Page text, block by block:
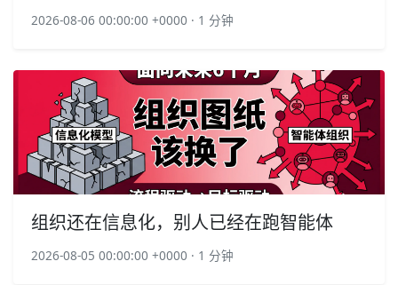
2026-08-06 00:00:00 +0000 · 1 分钟
组织还在信息化，别人已经在跑智能体
2026-08-05 00:00:00 +0000 · 1 分钟